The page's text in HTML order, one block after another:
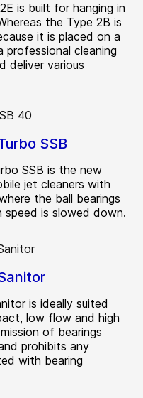
is built for hanging in
the Type 2B is
it is placed on a
professional cleaning
deliver various
SSB
SSB is the new
jet cleaners with
the ball bearings
is slowed down.
is ideally suited
low flow and high
of bearings
prohibits any
with bearing